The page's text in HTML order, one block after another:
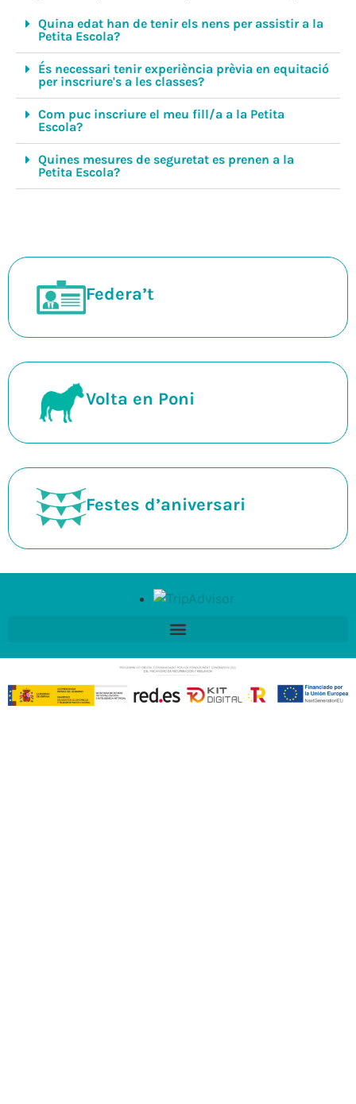
Quina edat han de tenir els nens per assistir a la
Petita Escola?
És necessari tenir experiència prèvia en equitació
per inscriure's a les classes?
Com puc inscriure el meu fill/a a la Petita
Escola?
Quines mesures de seguretat es prenen a la
Petita Escola?
Federa’t
Volta en Poni
Festes d’aniversari